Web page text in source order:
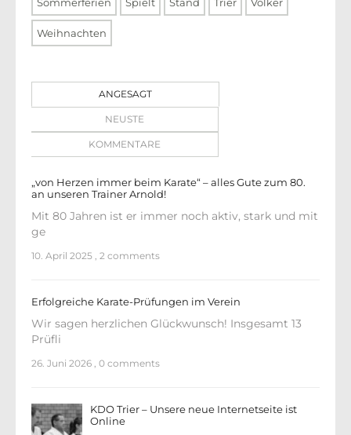
Weihnachten
ANGESAGT
NEUSTE
KOMMENTARE
„von Herzen immer beim Karate“ – alles Gute zum 80.
an unseren Trainer Arnold!
Mit 80 Jahren ist er immer noch aktiv, stark und mit
ge
10. April 2025 , 2 comments
Erfolgreiche Karate-Prüfungen im Verein
Wir sagen herzlichen Glückwunsch! Insgesamt 13
Prüfli
26. Juni 2026 , 0 comments
KDO Trier – Unsere neue Internetseite ist
Online